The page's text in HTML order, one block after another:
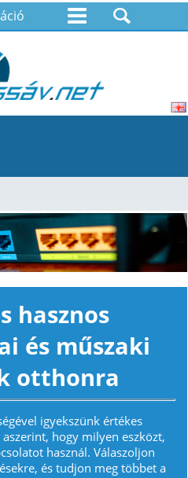
hasznos
és műszaki
otthonra
igyekszünk értékes
hogy milyen eszközt,
használ. Válaszoljon
és tudjon meg többet a